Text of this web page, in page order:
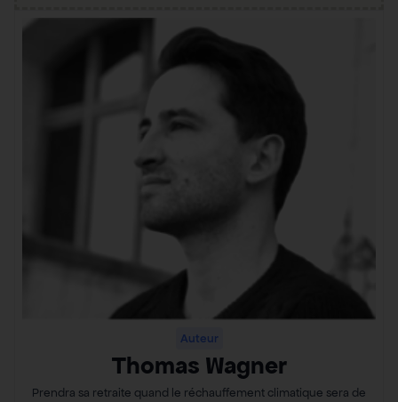
Auteur
Thomas Wagner
Prendra sa retraite quand le réchauffement climatique sera de